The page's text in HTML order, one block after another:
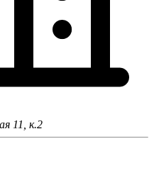
11, к.2